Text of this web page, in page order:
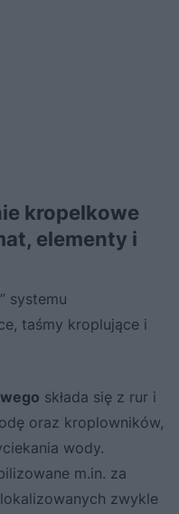
kropelkowe
elementy i
systemu
taśmy kroplujące i
składa się z rur i
oraz kroplowników,
wody.
m.in. za
zwykle